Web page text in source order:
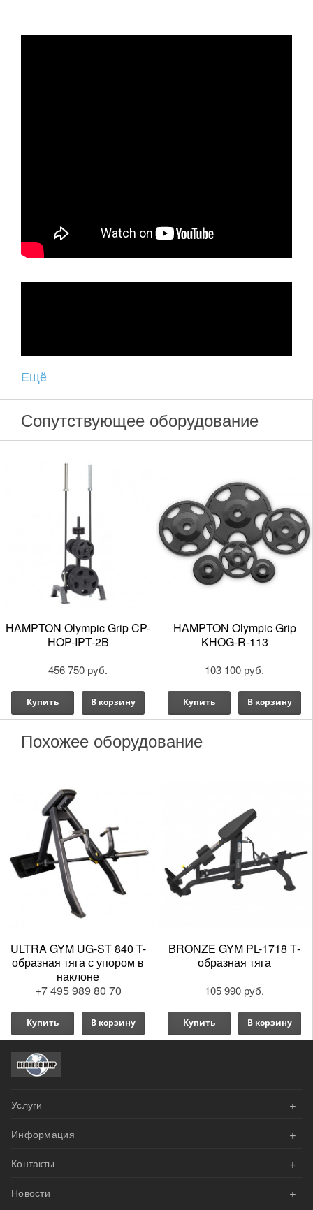
Ещё
Сопутствующее оборудование
HAMPTON Olympic Grip CP-
HOP-IPT-2B
456 750 руб.
Купить В корзину
HAMPTON Olympic Grip
KHOG-R-113
103 100 руб.
Купить В корзину
Похожее оборудование
ULTRA GYM UG-ST 840 T-
образная тяга с упором в
наклоне
+7 495 989 80 70
Купить В корзину
BRONZE GYM PL-1718 Т-
образная тяга
105 990 руб.
Купить В корзину
Услуги +
АКЦИИ
Велнесс Дизайн
Наши проекты
Информация +
Оплата
Доставка и сборка
Контакты +
Напишите нам эл.письмо
Новости +